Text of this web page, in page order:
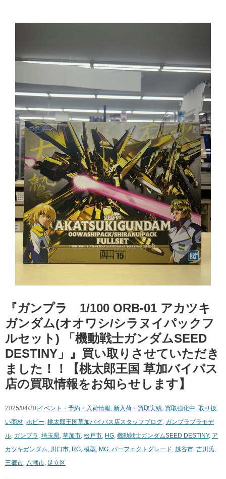
『ガンプラ 1/100 ​ORB-01 ​アカツキ
ガンダム(オオワシ/シラヌイパックフ
ルセット) ​「機動戦士ガンダムSEED ​
DESTINY」』買い取りさせていただき
ました！！【桃太郎王国 草加バイパス
店の買取情報をお知らせします】
2025/04/30|イベント・予約・入荷情報, 新入荷・買取実績, 買取強化中, 取り扱
い商材, ホビー, 桃太郎王国草加バイパス店スタッフブログ, ガンプラ プラモデ
ル, ガンプラ , 埼玉県, 草加市, 松戸市, HG, 機動戦士ガンダムSEED ​DESTINY, ア
カツキガンダム, 川口市, RG, 模型, MG, パーフェクトグレード, 越谷市, 吉川氏,
三郷市, 八潮市, 足立区